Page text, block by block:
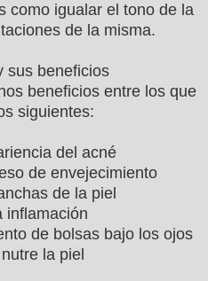
como igualar el tono de la
de la misma.
sus beneficios
beneficios entre los que
siguientes:
del acné
de envejecimiento
de la piel
inflamación
de bolsas bajo los ojos
la piel